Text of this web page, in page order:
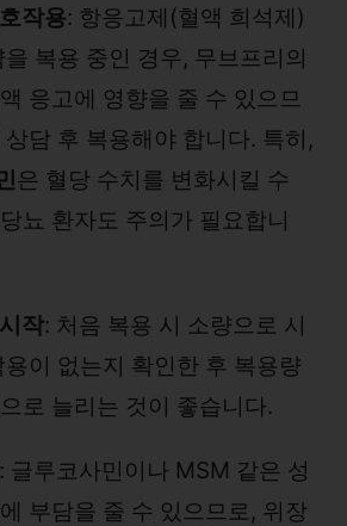
작용: 항응고제(혈액 희석제)
복용 중인 경우, 무브프리의
응고에 영향을 줄 수 있으므
상담 후 복용해야 합니다. 특히,
은 혈당 수치를 변화시킬 수
뇨 환자도 주의가 필요합니
작: 처음 복용 시 소량으로 시
용이 없는지 확인한 후 복용량
로 늘리는 것이 좋습니다.
: 글루코사민이나 MSM 같은 성
부담을 줄 수 있으므로, 위장